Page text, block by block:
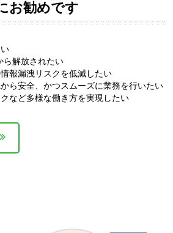
お勧めです
ら解放されたい
報漏洩リスクを低減したい
ら安全、かつスムーズに業務を行いたい
など多様な働き方を実現したい